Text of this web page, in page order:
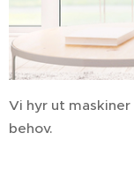
Vi hyr ut
behov.